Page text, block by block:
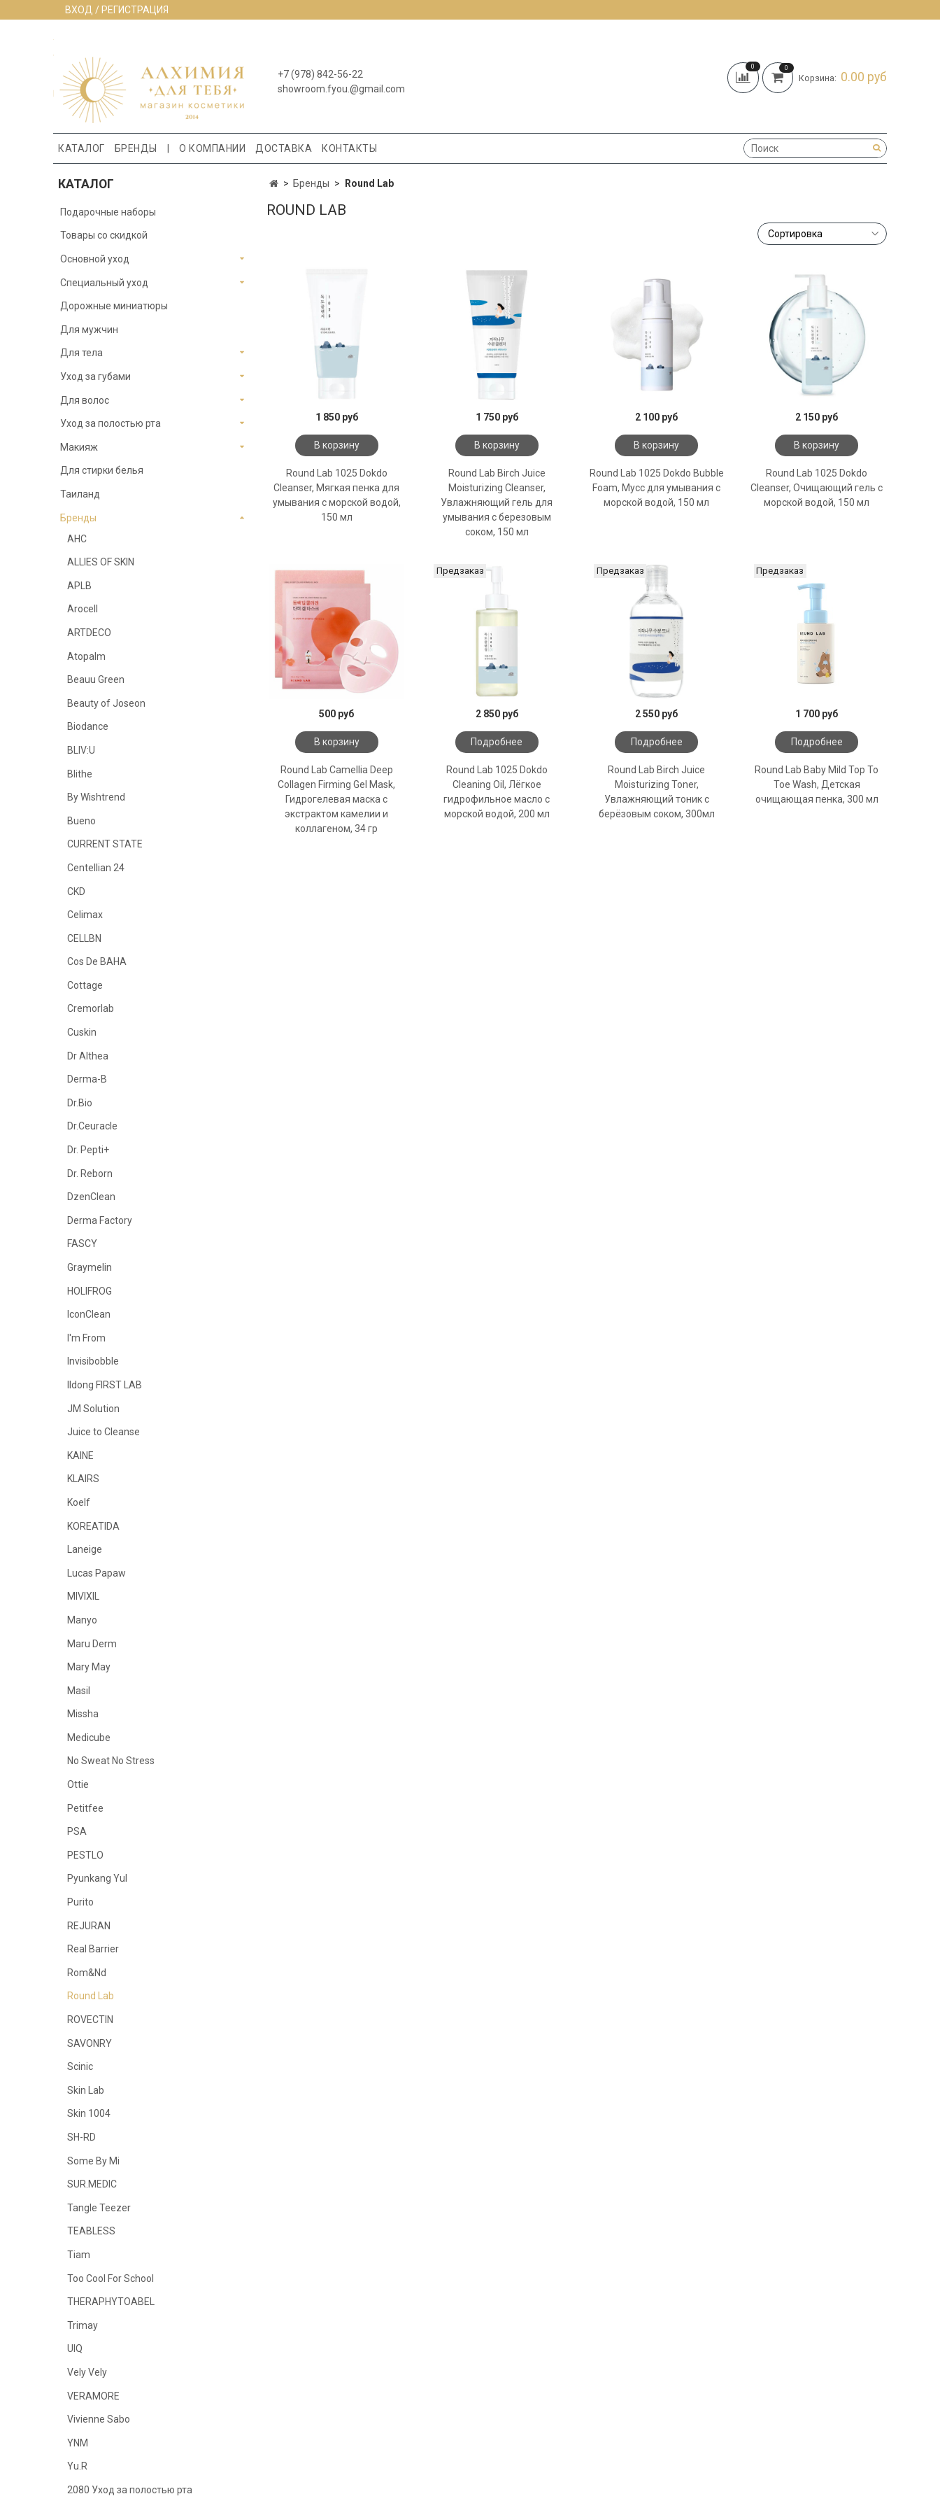
ВХОД / РЕГИСТРАЦИЯ
+7 (978) 842-56-22
showroom.fyou.@gmail.com
0 0
Корзина: 0.00 руб
КАТАЛОГ БРЕНДЫ О КОМПАНИИ ДОСТАВКА КОНТАКТЫ
Бренды Round Lab
ROUND LAB
1 850 руб
В корзину
Round Lab 1025 Dokdo
Cleanser, Мягкая пенка для
умывания с морской водой,
150 мл
1 750 руб
В корзину
Round Lab Birch Juice
Moisturizing Cleanser,
Увлажняющий гель для
умывания с березовым
соком, 150 мл
2 100 руб
В корзину
Round Lab 1025 Dokdo Bubble
Foam, Мусс для умывания с
морской водой, 150 мл
2 150 руб
В корзину
Round Lab 1025 Dokdo
Cleanser, Очищающий гель с
морской водой, 150 мл
500 руб
В корзину
Round Lab Camellia Deep
Collagen Firming Gel Mask,
Гидрогелевая маска с
экстрактом камелии и
коллагеном, 34 гр
Предзаказ
2 850 руб
Подробнее
Round Lab 1025 Dokdo
Cleaning Oil, Лёгкое
гидрофильное масло с
морской водой, 200 мл
Предзаказ
2 550 руб
Подробнее
Round Lab Birch Juice
Moisturizing Toner,
Увлажняющий тоник с
берёзовым соком, 300мл
Предзаказ
1 700 руб
Подробнее
Round Lab Baby Mild Top To
Toe Wash, Детская
очищающая пенка, 300 мл
КАТАЛОГ
Подарочные наборы
Товары со скидкой
Основной уход
Специальный уход
Дорожные миниатюры
Для мужчин
Для тела
Уход за губами
Для волос
Уход за полостью рта
Макияж
Для стирки белья
Таиланд
Бренды
АНС
ALLIES OF SKIN
APLB
Arocell
ARTDECO
Atopalm
Beauu Green
Beauty of Joseon
Biodance
BLIV:U
Blithe
By Wishtrend
Bueno
CURRENT STATE
Centellian 24
CKD
Celimax
CELLBN
Cos De BAHA
Cottage
Cremorlab
Cuskin
Dr Althea
Derma-B
Dr.Bio
Dr.Ceuracle
Dr. Pepti+
Dr. Reborn
DzenClean
Derma Factory
FASCY
Graymelin
HOLIFROG
IconClean
I'm From
Invisibobble
Ildong FIRST LAB
JM Solution
Juice to Cleanse
KAINE
KLAIRS
Koelf
KOREATIDA
Laneige
Lucas Papaw
MIVIXIL
Manyo
Maru Derm
Mary May
Masil
Missha
Medicube
No Sweat No Stress
Ottie
Petitfee
PSA
PESTLO
Pyunkang Yul
Purito
REJURAN
Real Barrier
Rom&Nd
Round Lab
ROVECTIN
SAVONRY
Scinic
Skin Lab
Skin 1004
SH-RD
Some By Mi
SUR.MEDIC
Tangle Teezer
TEABLESS
Tiam
Too Cool For School
THERAPHYTOABEL
Trimay
UIQ
Vely Vely
VERAMORE
Vivienne Sabo
YNM
Yu.R
2080 Уход за полостью рта